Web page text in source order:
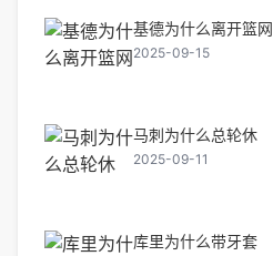
基德为什么离开篮网
2025-09-15
马刺为什么总轮休
2025-09-11
库里为什么带牙套